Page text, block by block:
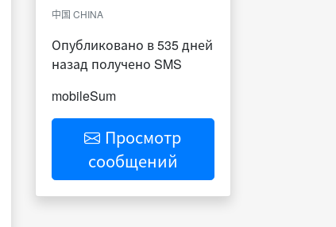
中国 CHINA
Опубликовано в 535 дней
назад получено SMS
mobileSum
Просмотр
сообщений